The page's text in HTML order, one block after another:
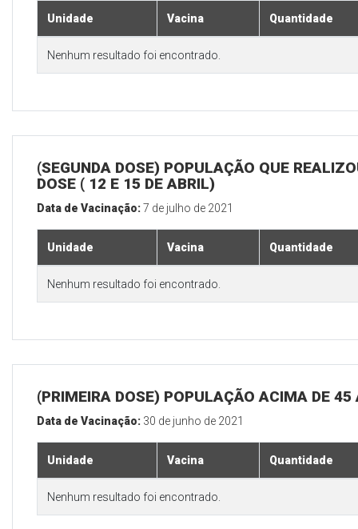
Unidade Vacina Quantidade
Nenhum resultado foi encontrado.
(SEGUNDA DOSE) POPULAÇÃO QUE
DOSE ( 12 E 15 DE ABRIL)
Data de Vacinação:7 de julho de 2021
Unidade Vacina Quantidade
Nenhum resultado foi encontrado.
(PRIMEIRA DOSE) POPULAÇÃO ACIMA DE 45
Data de Vacinação: 30 de junho de 2021
Unidade Vacina Quantidade
Nenhum resultado foi encontrado.